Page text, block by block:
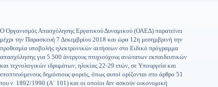
Ο Οργανισμός Απασχόλησης Εργατικού Δυναμικού (ΟΑΕΔ) παρατείνει
μέχρι την Παρασκευή 7 Δεκεμβρίου 2018 και ώρα 12η μεσημβρινή την
προθεσμία υποβολής ηλεκτρονικών αιτήσεων στο Ειδικό πρόγραμμα
απασχόλησης για 5.500 άνεργους πτυχιούχους ανώτατων εκπαιδευτικών
και τεχνολογικών ιδρυμάτων, ηλικίας 22-29 ετών, σε Υπουργεία και
εποπτευόμενους δημόσιους φορείς, όπως αυτοί ορίζονται στο άρθρο 51
του ν. 1892/1990 (Α΄ 101) και οι οποίοι δεν ασκούν οικονομική